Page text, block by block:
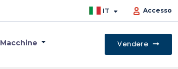
IT Accesso
Macchine Vendere